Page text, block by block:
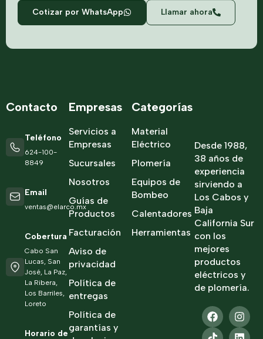
Cotizar por WhatsApp Llamar ahora
Desde 1988,
38 años de
experiencia
sirviendo a
Los Cabos y
Baja
California Sur
con los
mejores
productos
eléctricos y
de plomería.
Categorías
Material
Eléctrico
Plomería
Equipos de
Bombeo
Calentadores
Herramientas
Empresas
Servicios a
Empresas
Sucursales
Nosotros
Guías de
Productos
Facturación
Aviso de
privacidad
Política de
entregas
Política de
garantías y
Contacto
Teléfono
624-100-
8849
Email
ventas@elarco.mx
Cobertura
Cabo San
Lucas, San
José, La Paz,
La Ribera,
Los Barriles,
Loreto
Horario de